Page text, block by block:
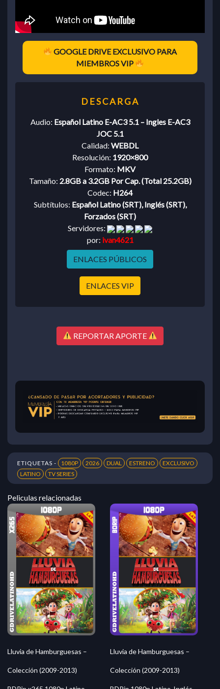
GOOGLE DRIVE EXCLUSIVO PARA
MIEMBROS VIP
Audio: Español Latino E-AC3 5.1 – Ingles E-AC3
JOC 5.1
Calidad: WEBDL
Resolución: 1920×800
Formato: MKV
Tamaño: 2.8GB a 3.2GB Por Cap. (Total 25.2GB)
Codec: H264
Subtítulos: Español Latino (SRT), Inglés (SRT),
Forzados (SRT)
Servidores:
por: ivan4621
ENLACES PÚBLICOS
ENLACES VIP
REPORTAR APORTE
ETIQUETAS - 1080P 2026 DUAL ESTRENO
EXCLUSIVO
LATINO
TV SERIES
Peliculas relacionadas
Lluvia de Hamburguesas –
Colección (2009-2013)
Lluvia de Hamburguesas –
Colección (2009-2013)